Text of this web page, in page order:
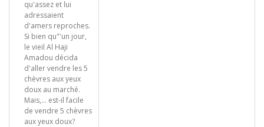
qu'assez et lui
adressaient
d'amers reproches.
Si bien qu"'un jour,
le vieil Al Haji
Amadou décida
d'aller vendre les 5
chèvres aux yeux
doux au marché.
Mais,... est-il facile
de vendre 5 chèvres
aux yeux doux?